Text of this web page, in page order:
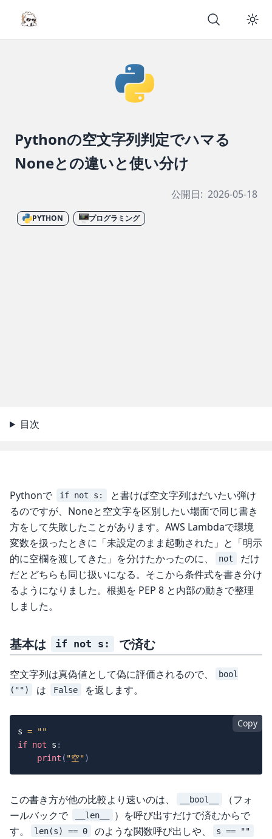
Pythonの空文字列判定でハマる
Noneとの違いと使い分け
公開日: 2026-05-18
PYTHON プログラミング
目次
Pythonで if not s:
と書けば空文字列はだいたい弾け
るのですが、Noneと空文字を区別したい場面で同じ書き
方をして失敗したことがあります。AWS Lambdaで環境
変数を扱ったときに「未設定のまま起動された」と「明示
的に空欄を渡してきた」を分けたかったのに、
not
だけ
だとどちらも同じ扱いになる。そこから条件式を書き分け
るようになりました。根拠を PEP 8 と内部の動きで整理
しました。
基本は if not s: で済む
空文字列は真偽値として偽に評価されるので、
bool
("")
は False を返します。
Copy
s =
""
if not s :
print ( "空")
この書き方が他の比較より速いのは、 __bool__
（フォ
ールバックで
__len__
）を呼び出すだけで済むからで
す。
len(s) == 0 のような関数呼び出しや、 s == ""